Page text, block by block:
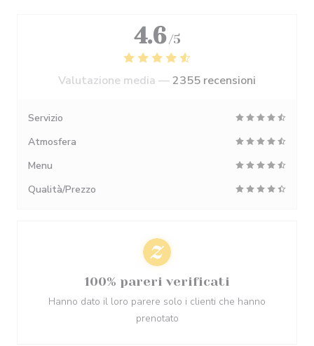
4.6 /5
Valutazione media —2355 recensioni
Servizio
Atmosfera
Menu
Qualità/Prezzo
100% pareri verificati
Hanno dato il loro parere solo i clienti che hanno
prenotato